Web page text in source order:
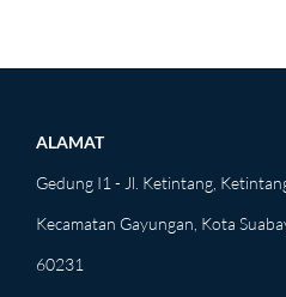
ALAMAT
Gedung I1 - Jl. Ketintang,
Kecamatan Gayungan, Kota
60231